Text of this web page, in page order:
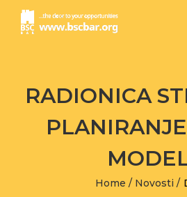
RADIONICA
Home / Novosti /